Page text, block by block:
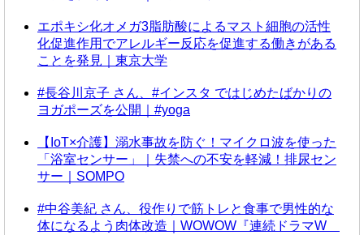
エポキシ化オメガ3脂肪酸によるマスト細胞の活性
化促進作用でアレルギー反応を促進する働きがある
ことを発見｜東京大学
#長谷川京子 さん、#インスタ ではじめたばかりの
ヨガポーズを公開｜#yoga
【IoT×介護】溺水事故を防ぐ！マイクロ波を使った
「浴室センサー」｜失禁への不安を軽減！排尿セン
サー｜SOMPO
#中谷美紀 さん、役作りで筋トレと食事で男性的な
体になるよう肉体改造｜WOWOW『連続ドラマW